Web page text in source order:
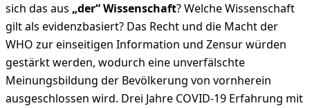
sich das aus „der“Wissenschaft? Welche Wissenschaft
gilt als evidenzbasiert? Das Recht und die Macht der
WHO zur einseitigen Information und Zensur würden
gestärkt werden, wodurch eine unverfälschte
Meinungsbildung der Bevölkerung von vornherein
ausgeschlossen wird. Drei Jahre COVID-19 Erfahrung mit